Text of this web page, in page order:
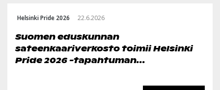
Helsinki Pride 2026 22.6.2026
Suomen eduskunnan
sateenkaariverkosto toimii Helsinki
Pride 2026 -tapahtuman...